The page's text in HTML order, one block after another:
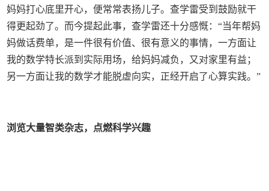
妈妈打心底里开心，便常常表扬儿子。查学雷受到鼓励就干
得更起劲了。而今提起此事，查学雷还十分感慨：“当年帮妈
妈做话费单，是一件很有价值、很有意义的事情，一方面让
我的数学特长派到实际用场，给妈妈减负，又对家里有益；
另一方面让我的数学才能脱虚向实，正经开启了心算实践。”
浏览大量智类杂志，点燃科学兴趣